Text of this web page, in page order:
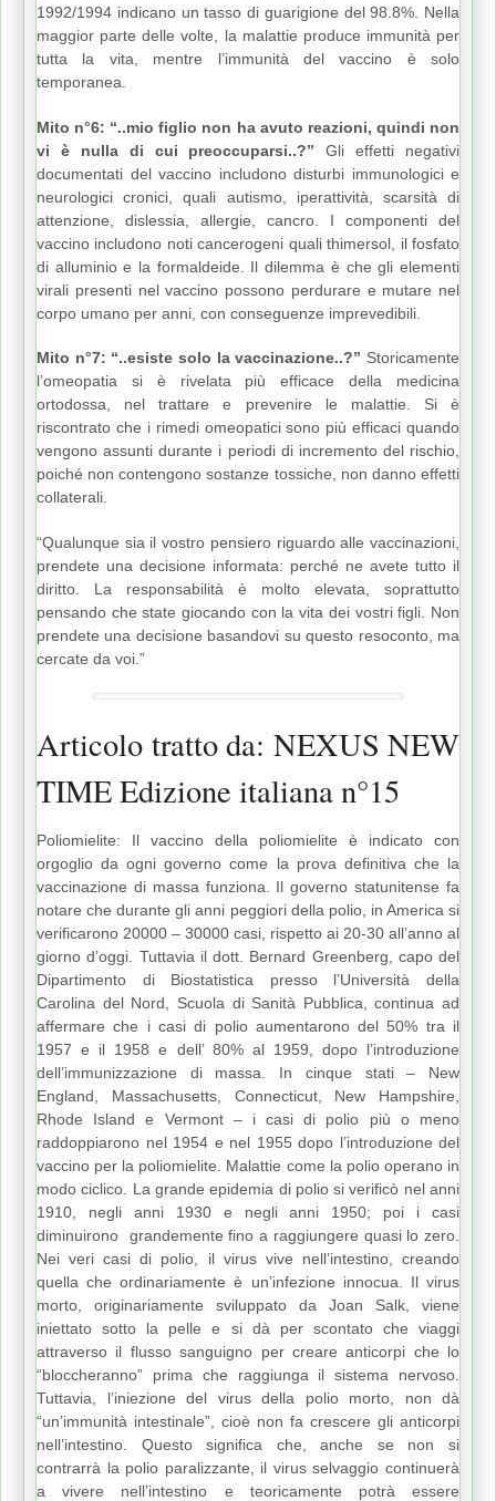
1992/1994 indicano un tasso di guarigione del 98.8%. Nella
maggior parte delle volte, la malattie produce immunità per
tutta la vita, mentre l’immunità del vaccino è solo
temporanea.
Mito n°6: “..mio figlio non ha avuto reazioni, quindi non
vi è nulla di cui preoccuparsi..?” Gli effetti negativi
documentati del vaccino includono disturbi immunologici e
neurologici cronici, quali autismo, iperattività, scarsità di
attenzione, dislessia, allergie, cancro. I componenti del
vaccino includono noti cancerogeni quali thimersol, il fosfato
di alluminio e la formaldeide. Il dilemma è che gli elementi
virali presenti nel vaccino possono perdurare e mutare nel
corpo umano per anni, con conseguenze imprevedibili.
Mito n°7: “..esiste solo la vaccinazione..?” Storicamente
l’omeopatia si è rivelata più efficace della medicina
ortodossa, nel trattare e prevenire le malattie. Si è
riscontrato che i rimedi omeopatici sono più efficaci quando
vengono assunti durante i periodi di incremento del rischio,
poiché non contengono sostanze tossiche, non danno effetti
collaterali.
“Qualunque sia il vostro pensiero riguardo alle vaccinazioni,
prendete una decisione informata: perché ne avete tutto il
diritto. La responsabilità è molto elevata, soprattutto
pensando che state giocando con la vita dei vostri figli. Non
prendete una decisione basandovi su questo resoconto, ma
cercate da voi.”
Articolo tratto da: NEXUS NEW
TIME Edizione italiana n°15
Poliomielite: Il vaccino della poliomielite è indicato con
orgoglio da ogni governo come la prova definitiva che la
vaccinazione di massa funziona. Il governo statunitense fa
notare che durante gli anni peggiori della polio, in America si
verificarono 20000 – 30000 casi, rispetto ai 20-30 all’anno al
giorno d’oggi. Tuttavia il dott. Bernard Greenberg, capo del
Dipartimento di Biostatistica presso l’Università della
Carolina del Nord, Scuola di Sanità Pubblica, continua ad
affermare che i casi di polio aumentarono del 50% tra il
1957 e il 1958 e dell’ 80% al 1959, dopo l’introduzione
dell’immunizzazione di massa. In cinque stati – New
England, Massachusetts, Connecticut, New Hampshire,
Rhode Island e Vermont – i casi di polio più o meno
raddoppiarono nel 1954 e nel 1955 dopo l’introduzione del
vaccino per la poliomielite. Malattie come la polio operano in
modo ciclico. La grande epidemia di polio si verificò nel anni
1910, negli anni 1930 e negli anni 1950; poi i casi
diminuirono grandemente fino a raggiungere quasi lo zero.
Nei veri casi di polio, il virus vive nell’intestino, creando
quella che ordinariamente è un’infezione innocua. Il virus
morto, originariamente sviluppato da Joan Salk, viene
iniettato sotto la pelle e si dà per scontato che viaggi
attraverso il flusso sanguigno per creare anticorpi che lo
“bloccheranno” prima che raggiunga il sistema nervoso.
Tuttavia, l’iniezione del virus della polio morto, non dà
“un’immunità intestinale”, cioè non fa crescere gli anticorpi
nell’intestino. Questo significa che, anche se non si
contrarrà la polio paralizzante, il virus selvaggio continuerà
a vivere nell’intestino e teoricamente potrà essere